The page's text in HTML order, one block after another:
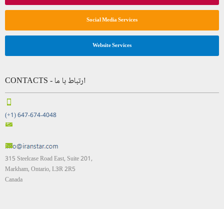
Social Media Services
Website Services
CONTACTS - ارتباط با ما
(+1) 647-674-4048
315 Steelcase Road East, Suite 201,
Markham, Ontario, L3R 2R5
Canada